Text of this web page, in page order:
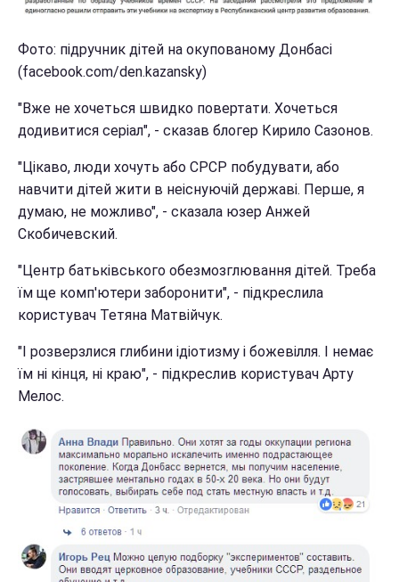
Фото: підручник дітей на окупованому Донбасі
(facebook.com/den.kazansky)
"Вже не хочеться швидко повертати. Хочеться
додивитися серіал", - сказав блогер Кирило Сазонов.
"Цікаво, люди хочуть або СРСР побудувати, або
навчити дітей жити в неіснуючій державі. Перше, я
думаю, не можливо", - сказала юзер Анжей
Скобичевский.
"Центр батьківського обезмозглювання дітей. Треба
їм ще комп'ютери заборонити", - підкреслила
користувач Тетяна Матвійчук.
"І розверзлися глибини ідіотизму і божевілля. І немає
їм ні кінця, ні краю", - підкреслив користувач Арту
Мелос.